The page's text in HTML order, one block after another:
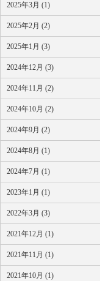
2025年3月 (1)
2025年2月 (2)
2025年1月 (3)
2024年12月 (3)
2024年11月 (2)
2024年10月 (2)
2024年9月 (2)
2024年8月 (1)
2024年7月 (1)
2023年1月 (1)
2022年3月 (3)
2021年12月 (1)
2021年11月 (1)
2021年10月 (1)